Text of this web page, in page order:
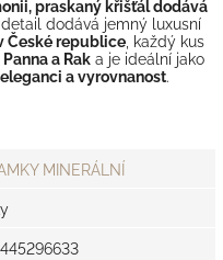
praskaný křišťál dodává
dodává jemný luxusní
České republice , každý kus
Panna a Rak a je ideální jako
a vyrovnanost.
MINERÁLNÍ